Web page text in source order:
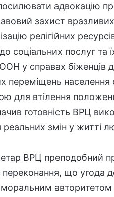
адвокацію
захист
релігійних
соціальних послуг та
у справах біженців
переміщень населення
для втілення
готовність ВРЦ
реальних змін у житті
ВРЦ преподобний
що угода
моральним